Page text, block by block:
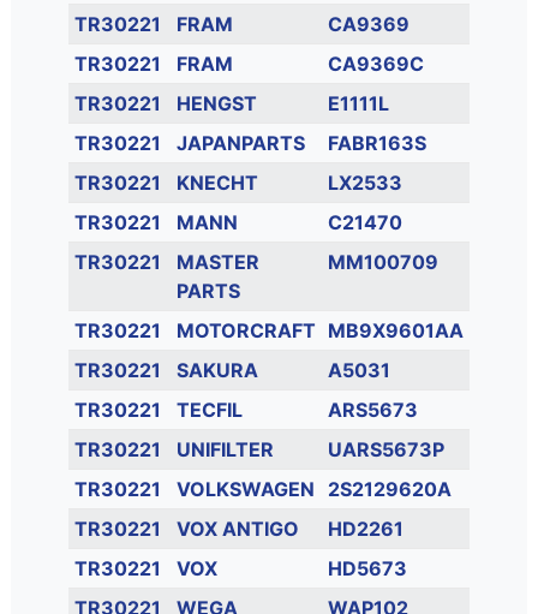
TR30221
FRAM
CA9369
TR30221
FRAM
CA9369C
TR30221
HENGST
E1111L
TR30221
JAPANPARTS
FABR163S
TR30221
KNECHT
LX2533
TR30221
MANN
C21470
TR30221
MASTER
PARTS
MM100709
TR30221 MOTORCRAFT MB9X9601AA
TR30221
SAKURA
A5031
TR30221
TECFIL
ARS5673
TR30221
UNIFILTER
UARS5673P
TR30221
VOLKSWAGEN
2S2129620A
TR30221
VOX ANTIGO
HD2261
TR30221
VOX
HD5673
TR30221
WEGA
WAP102